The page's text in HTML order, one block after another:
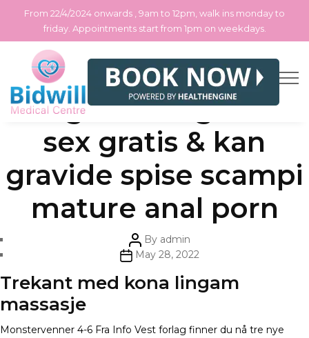
Skip
the
From 22/4/2024 onwards , 9am to 12pm, walk ins monday to
friday. Appointments start from 1pm on weekdays.
Categories
Uncategorized
Cougar dating norsk
sex gratis & kan
gravide spise scampi
mature anal porn
Post
author
By admin
PostMay 28, 2022
Trekant med kona lingam
massasje
Monstervenner 4-6 Fra Info Vest forlag finner du nå tre nye